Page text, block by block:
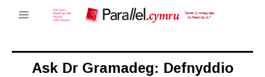
Ask Dr Gramadeg: Defnyddio